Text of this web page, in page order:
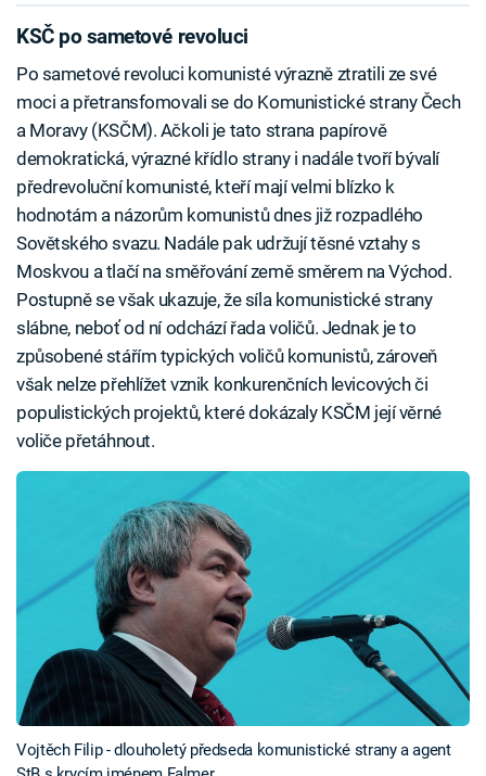
KSČ po sametové revoluci
Po sametové revoluci komunisté výrazně ztratili ze své
moci a přetransfomovali se do Komunistické strany Čech
a Moravy (KSČM). Ačkoli je tato strana papírově
demokratická, výrazné křídlo strany i nadále tvoří bývalí
předrevoluční komunisté, kteří mají velmi blízko k
hodnotám a názorům komunistů dnes již rozpadlého
Sovětského svazu. Nadále pak udržují těsné vztahy s
Moskvou a tlačí na směřování země směrem na Východ.
Postupně se však ukazuje, že síla komunistické strany
slábne, neboť od ní odchází řada voličů. Jednak je to
způsobené stářím typických voličů komunistů, zároveň
však nelze přehlížet vznik konkurenčních levicových či
populistických projektů, které dokázaly KSČM její věrné
voliče přetáhnout.
Vojtěch Filip - dlouholetý předseda komunistické strany a agent